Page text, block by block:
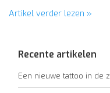
Artikel verder lezen »
Recente artikelen
Een nieuwe tattoo in de